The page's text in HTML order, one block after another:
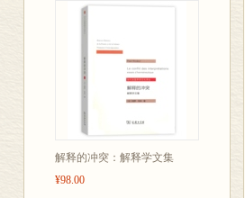
解释的冲突：解释学文集
¥98.00